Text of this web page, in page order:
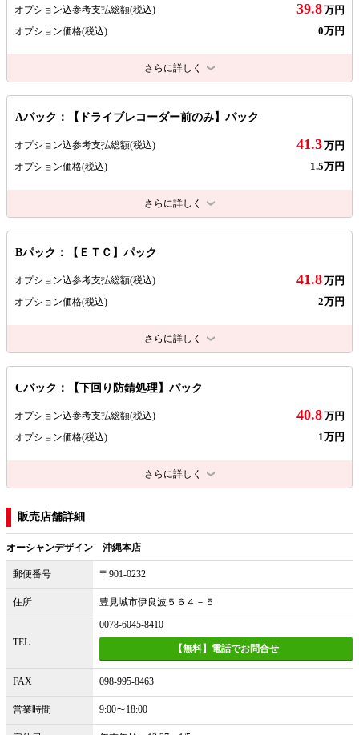
オプション込参考支払総額(税込) 39.8万円
オプション価格(税込) 0万円
さらに詳しく
Aパック：【ドライブレコーダー前のみ】パック
オプション込参考支払総額(税込) 41.3万円
オプション価格(税込) 1.5万円
さらに詳しく
Bパック：【ＥＴＣ】パック
オプション込参考支払総額(税込) 41.8万円
オプション価格(税込) 2万円
さらに詳しく
Cパック：【下回り防錆処理】パック
オプション込参考支払総額(税込) 40.8万円
オプション価格(税込) 1万円
さらに詳しく
販売店舗詳細
オーシャンデザイン 沖縄本店
郵便番号 〒901-0232
住所 豊見城市伊良波５６４－５
TEL
0078-6045-8410
【無料】電話でお問合せ
FAX 098-995-8463
営業時間 9:00〜18:00